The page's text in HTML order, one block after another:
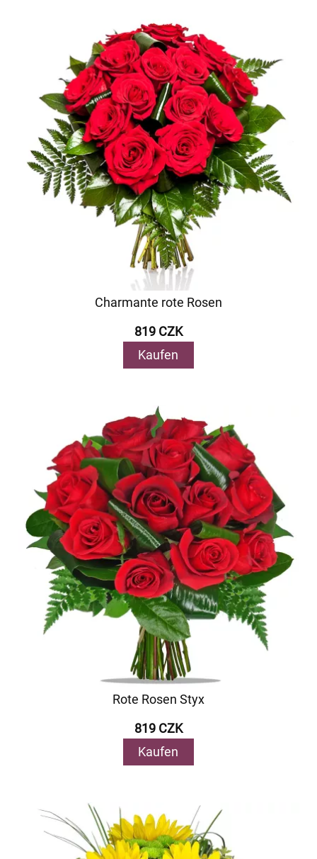
Charmante rote Rosen
819 CZK
Kaufen
Rote Rosen Styx
819 CZK
Kaufen